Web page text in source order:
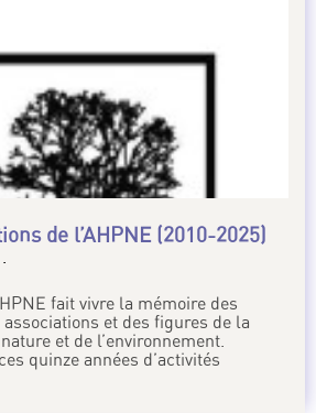
de l’AHPNE (2010-2025)
fait vivre la mémoire des
et des figures de la
et de l’environnement.
quinze années d’activités